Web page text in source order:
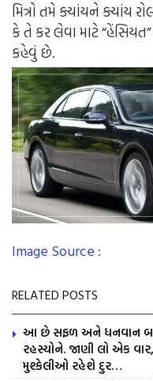
મિત્રોતમે ક્યાંયને ક્યાંય
કેતે કરલેવામાટે“હેંસિયત”
કહેવું છે.
Image Source :
RELATED POSTS
આ છે સફળ અને ધનવાન
રહસ્યોને. જાણી લો એક
મુશ્કેલીઓ રહેશે દુર…